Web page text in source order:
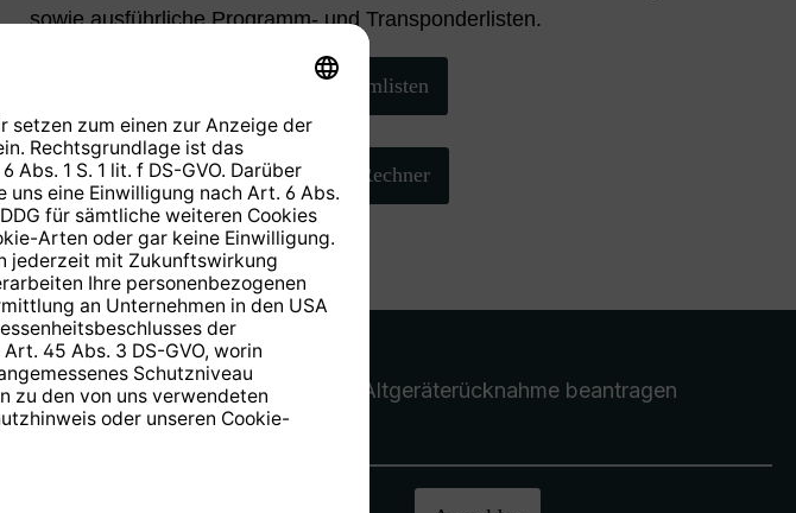
sowie ausführliche Programm- und Transponderlisten.
Programmlisten
AZ/EL-Rechner
Rücksendung. Altgeräterücknahme beantragen